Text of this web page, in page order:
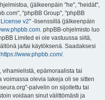
(jälkeenpäin "he", "heidät",
"phpBB Group", "phpBB
v2" -lisenssillä (jälkeenpäin
. phpBB-ohjelmisto luo
Limited ei ole vastuussa siitä,
ja/tai käytöksenä. Saadaksesi
https://www.phpbb.com/.
epämoraalista tai
voimassa olevia lakeja oli se sitten
palvelin on sijoitettu tai
voidaan sinut välittömästi ja